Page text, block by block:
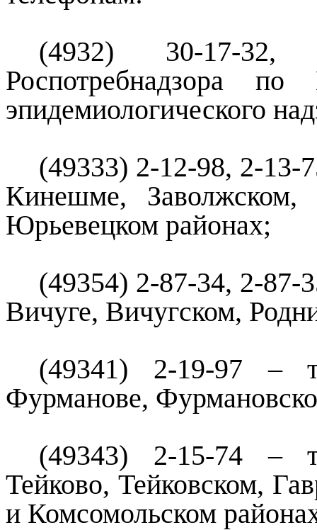
(4932) 30-17-32,
Роспотребнадзора по
эпидемиологического
(49333) 2-12-98, 2-13-
Кинешме,
Юрьевецком районах;
(49354) 2-87-34, 2-87-
Вичуге, Вичугском,
(49341) 2-19-97 –
Фурманове,
(49343) 2-15-74 –
Тейково, Тейковском,
и Комсомольском